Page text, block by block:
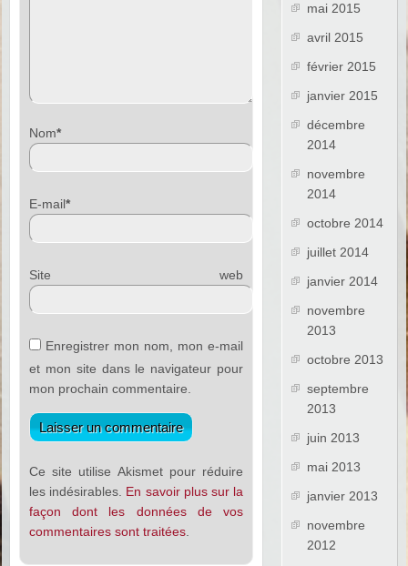
Nom*
E-mail*
Site web
Enregistrer mon nom, mon e-mail
et mon site dans le navigateur pour
mon prochain commentaire.
Ce site utilise Akismet pour réduire
les indésirables. En savoir plus sur la
façon dont les données de vos
commentaires sont traitées.
mai 2015
avril 2015
février 2015
janvier 2015
décembre
2014
novembre
2014
octobre 2014
juillet 2014
janvier 2014
novembre
2013
octobre 2013
septembre
2013
juin 2013
mai 2013
janvier 2013
novembre
2012